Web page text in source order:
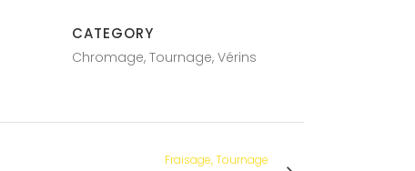
CATEGORY
Chromage, Tournage, Vérins
Fraisage, Tournage